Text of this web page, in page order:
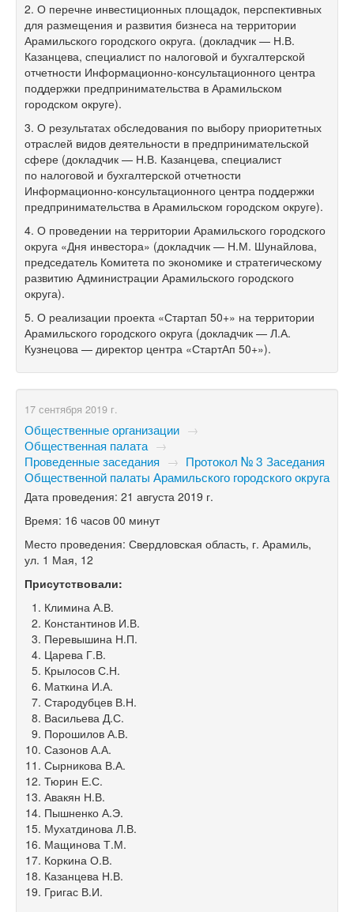
2. О перечне инвестиционных площадок, перспективных
для размещения и развития бизнеса на территории
Арамильского городского округа. (докладчик — Н.В.
Казанцева, специалист по налоговой и бухгалтерской
отчетности Информационно-консультационного центра
поддержки предпринимательства в Арамильском
городском округе).
3. О результатах обследования по выбору приоритетных
отраслей видов деятельности в предпринимательской
сфере (докладчик — Н.В. Казанцева, специалист
по налоговой и бухгалтерской отчетности
Информационно-консультационного центра поддержки
предпринимательства в Арамильском городском округе).
4. О проведении на территории Арамильского городского
округа «Дня инвестора» (докладчик — Н.М. Шунайлова,
председатель Комитета по экономике и стратегическому
развитию Администрации Арамильского городского
округа).
5. О реализации проекта «Стартап 50+» на территории
Арамильского городского округа (докладчик — Л.А.
Кузнецова — директор центра «СтартАп 50+»).
17 сентября 2019 г.
Общественные организации →
Общественная палата →
Проведенные заседания → Протокол № 3 Заседания
Общественной палаты Арамильского городского округа
Дата проведения: 21 августа 2019 г.
Время: 16 часов 00 минут
Место проведения: Свердловская область, г. Арамиль,
ул. 1 Мая, 12
Присутствовали:
Климина А.В.
Константинов И.В.
Перевышина Н.П.
Царева Г.В.
Крылосов С.Н.
Маткина И.А.
Стародубцев В.Н.
Васильева Д.С.
Порошилов А.В.
Сазонов А.А.
Сырникова В.А.
Тюрин Е.С.
Авакян Н.В.
Пышненко А.Э.
Мухатдинова Л.В.
Мащинова Т.М.
Коркина О.В.
Казанцева Н.В.
Григас В.И.